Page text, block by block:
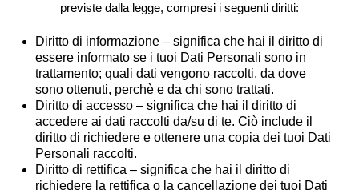
previste dalla legge, compresi i seguenti diritti:
Diritto di informazione – significa che hai il diritto di
essere informato se i tuoi Dati Personali sono in
trattamento; quali dati vengono raccolti, da dove
sono ottenuti, perchè e da chi sono trattati.
Diritto di accesso – significa che hai il diritto di
accedere ai dati raccolti da/su di te. Ciò include il
diritto di richiedere e ottenere una copia dei tuoi Dati
Personali raccolti.
Diritto di rettifica – significa che hai il diritto di
richiedere la rettifica o la cancellazione dei tuoi Dati